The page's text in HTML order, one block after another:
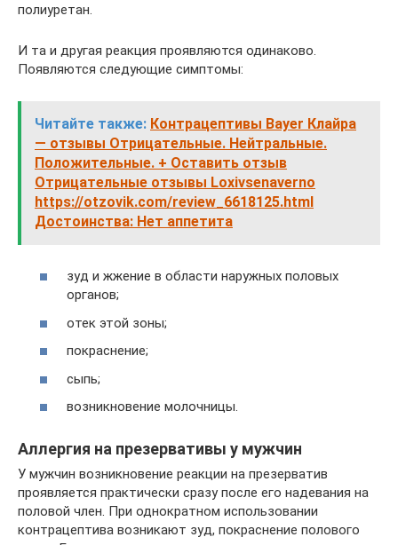
полиуретан.
И та и другая реакция проявляются одинаково.
Появляются следующие симптомы:
Читайте также: Контрацептивы Bayer Клайра
— отзывы Отрицательные. Нейтральные.
Положительные. + Оставить отзыв
Отрицательные отзывы Loxivsenaverno
https://otzovik.com/review_6618125.html
Достоинства: Нет аппетита
зуд и жжение в области наружных половых
органов;
отек этой зоны;
покраснение;
сыпь;
возникновение молочницы.
Аллергия на презервативы у мужчин
У мужчин возникновение реакции на презерватив
проявляется практически сразу после его надевания на
половой член. При однократном использовании
контрацептива возникают зуд, покраснение полового